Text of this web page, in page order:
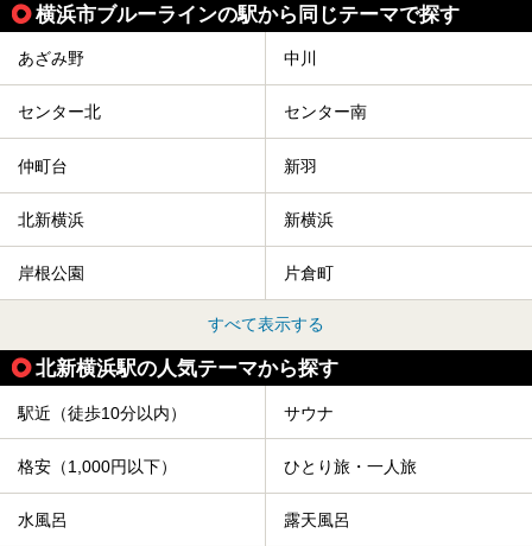
横浜市ブルーラインの駅から同じテーマで探す
あざみ野 中川
センター北 センター南
仲町台 新羽
北新横浜 新横浜
岸根公園 片倉町
すべて表示する
北新横浜駅の人気テーマから探す
駅近（徒歩10分以内） サウナ
格安（1,000円以下） ひとり旅・一人旅
水風呂 露天風呂